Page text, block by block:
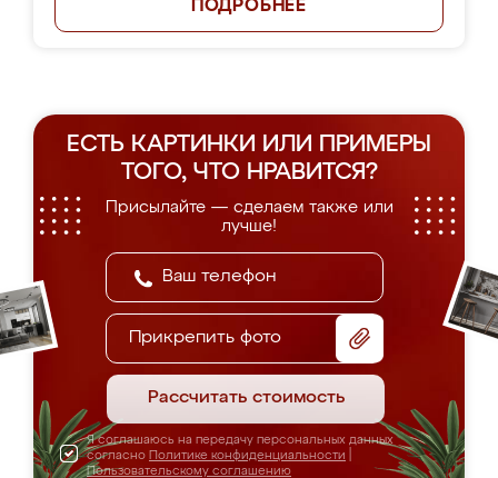
ПОДРОБНЕЕ
ЕСТЬ КАРТИНКИ ИЛИ ПРИМЕРЫ
ТОГО, ЧТО НРАВИТСЯ?
Присылайте — сделаем также или
лучше!
Прикрепить фото
Рассчитать стоимость
Я соглашаюсь на передачу персональных данных
согласно Политике конфиденциальности
Пользовательскому соглашению